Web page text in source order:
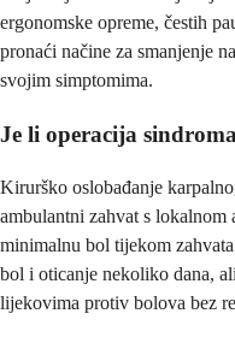
ergonomske opreme, čestih
pronaći načine za smanjenje
svojim simptomima.
Je li operacija
Kirurško oslobađanje
ambulantni zahvat s lokalnom
minimalnu bol tijekom
bol i oticanje nekoliko dana,
lijekovima protiv bolova bez